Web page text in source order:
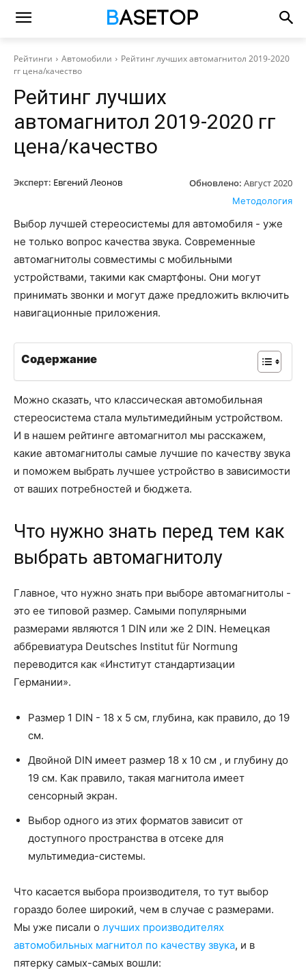
Рейтинги Автомобили
Рейтинг лучших автомагнитол 2019-2020
гг цена/качество
Рейтинг лучших
автомагнитол 2019-2020 гг
цена/качество
Эксперт: Евгений Леонов Обновлено: Август 2020
Методология
Выбор лучшей стереосистемы для автомобиля - уже
не только вопрос качества звука. Современные
автомагнитолы совместимы с мобильными
устройствами, такими как смартфоны. Они могут
принимать звонки и могут даже предложить включить
навигационные приложения.
Содержание
Можно сказать, что классическая автомобильная
стереосистема стала мультимедийным устройством.
И в нашем рейтинге автомагнитол мы расскажем,
какие автомагнитолы самые лучшие по качеству звука
и поможем выбрать лучшее устройство в зависимости
от ваших потребностей и бюджета.
Что нужно знать перед тем как
выбрать автомагнитолу
Главное, что нужно знать при выборе автомагнитолы -
это ее типовой размер. Самыми популярными
размерами являются 1 DIN или же 2 DIN. Немецкая
аббревиатура Deutsches Institut für Normung
переводится как «Институт стандартизации
Германии».
Размер 1 DIN - 18 х 5 см, глубина, как правило, до 19
см.
Двойной DIN имеет размер 18 х 10 см , и глубину до
19 см. Как правило, такая магнитола имеет
сенсорный экран.
Выбор одного из этих форматов зависит от
доступного пространства в отсеке для
мультимедиа-системы.
Что касается выбора производителя, то тут выбор
гораздо более широкий, чем в случае с размерами.
Мы уже писали о лучших производителях
автомобильных магнитол по качеству звука, и в
пятерку самых-самых вошли: